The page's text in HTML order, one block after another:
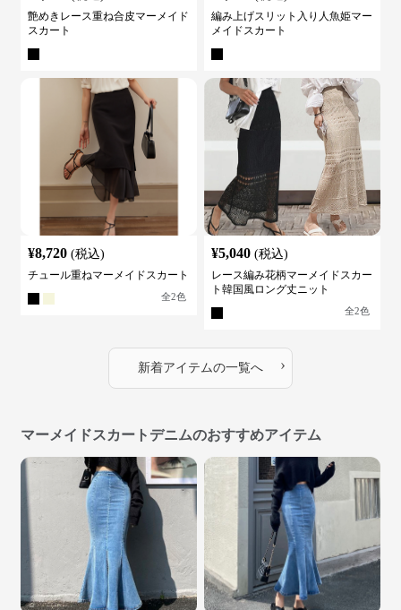
艶めきレース重ね合皮マーメイド
スカート
編み上げスリット入り人魚姫マー
メイドスカート
¥8,720 (税込)
チュール重ねマーメイドスカート
全2色
¥5,040 (税込)
レース編み花柄マーメイドスカー
ト韓国風ロング丈ニット
全2色
新着アイテムの一覧へ ›
マーメイドスカートデニムのおすすめアイテム